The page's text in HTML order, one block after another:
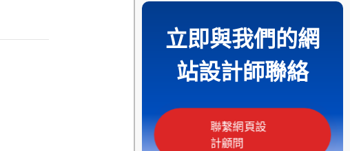
立即與我們的網
站設計師聯絡
聯繫網頁設
計顧問